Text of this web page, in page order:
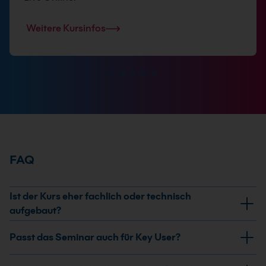
Weitere Kursinfos
FAQ
Ist der Kurs eher fachlich oder technisch
aufgebaut?
Der Kurs ist fachlich-praktisch aufgebaut. Du verstehst
die Funktionen im SAP® System, aber immer mit Blick
auf reale Lagerprozesse und deren saubere Abbildung.
Passt das Seminar auch für Key User?
Ja. Das Seminar ist sehr gut für Key User geeignet, die